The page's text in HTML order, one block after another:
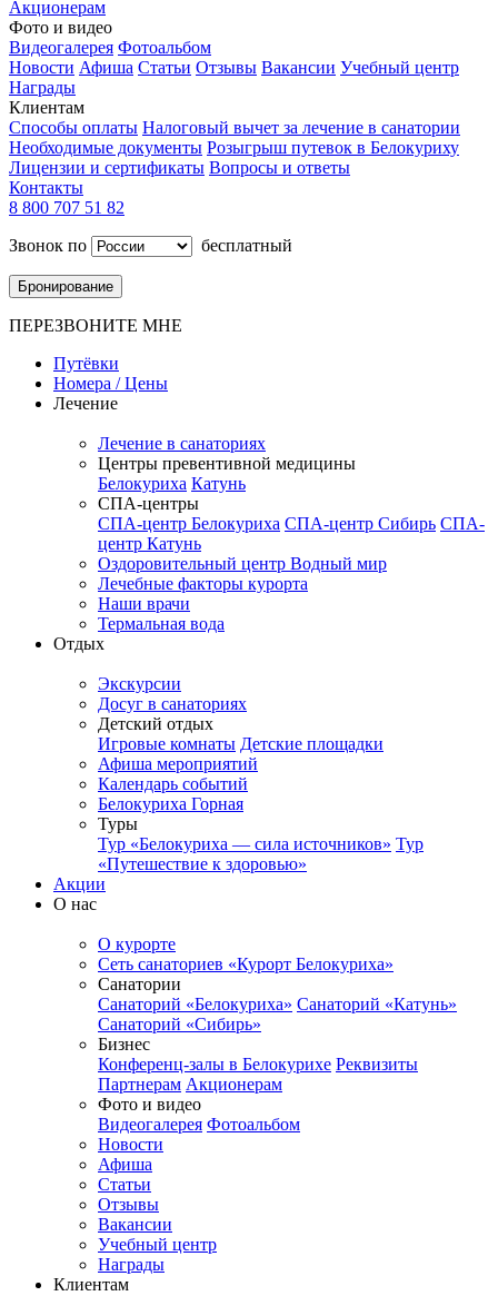
Акционерам
Фото и видео
Видеогалерея Фотоальбом
Новости Афиша Статьи Отзывы Вакансии Учебный центр
Награды
Клиентам
Способы оплаты Налоговый вычет за лечение в санатории
Необходимые документы Розыгрыш путевок в Белокуриху
Лицензии и сертификаты Вопросы и ответы
Контакты
8 800 707 51 82
Звонок по
бесплатный
Бронирование
ПЕРЕЗВОНИТЕ МНЕ
Путёвки
Номера / Цены
Лечение
Лечение в санаториях
Центры превентивной медицины
Белокуриха Катунь
СПА-центры
СПА-центр Белокуриха СПА-центр Сибирь СПА-
центр Катунь
Оздоровительный центр Водный мир
Лечебные факторы курорта
Наши врачи
Термальная вода
Отдых
Экскурсии
Досуг в санаториях
Детский отдых
Игровые комнаты Детские площадки
Афиша мероприятий
Календарь событий
Белокуриха Горная
Туры
Тур «Белокуриха — сила источников» Тур
«Путешествие к здоровью»
Акции
О нас
О курорте
Сеть санаториев «Курорт Белокуриха»
Санатории
Санаторий «Белокуриха» Санаторий «Катунь»
Санаторий «Сибирь»
Бизнес
Конференц-залы в Белокурихе Реквизиты
Партнерам Акционерам
Фото и видео
Видеогалерея Фотоальбом
Новости
Афиша
Статьи
Отзывы
Вакансии
Учебный центр
Награды
Клиентам